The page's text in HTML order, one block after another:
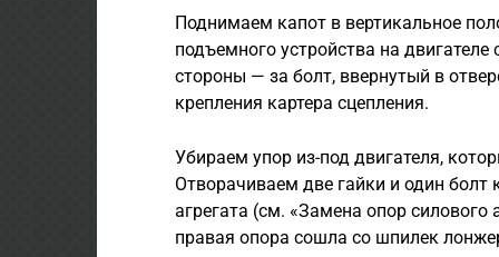
Поднимаем капот в вертикальное
подъемного устройства на
стороны — за болт, ввернутый в
крепления картера сцепления.
Убираем упор из-под двигателя,
Отворачиваем две гайки и один болт
агрегата (см. «Замена опор силового
правая опора сошла со шпилек